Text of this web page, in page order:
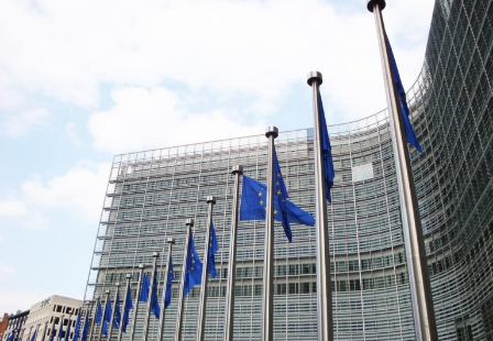
alusta lähtien jokaiselle arkipäivälle. Tavoitteena on
rakentaa avoin ja vuorovaikutteinen tila, jossa yleisö ei ole